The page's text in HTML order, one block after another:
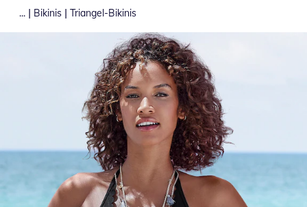
... | Bikinis | Triangel-Bikinis